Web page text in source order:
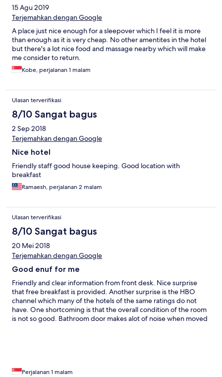
15 Agu 2019
Terjemahkan dengan Google
A place just nice enough for a sleepover which I feel it is more
than enough as it is very cheap. No other amentites in the hotel
but there's a lot nice food and massage nearby which will make
me consider to return.
Kobe, perjalanan 1 malam
Ulasan terverifikasi
8/10 Sangat bagus
2 Sep 2018
Terjemahkan dengan Google
Nice hotel
Friendly staff good house keeping. Good location with
breakfast
Ramaesh, perjalanan 2 malam
Ulasan terverifikasi
8/10 Sangat bagus
20 Mei 2018
Terjemahkan dengan Google
Good enuf for me
Friendly and clear information from front desk. Nice surprise
that free breakfast is provided. Another surprise is the HBO
channel which many of the hotels of the same ratings do not
have. One shortcoming is that the overall condition of the room
is not so good. Bathroom door makes alot of noise when moved
Perjalanan 1 malam